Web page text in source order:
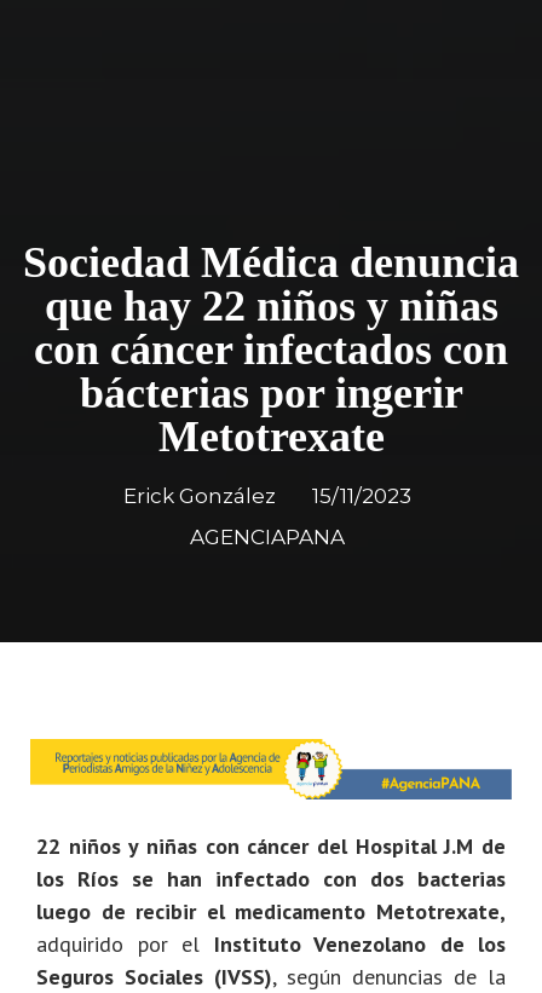
Sociedad Médica denuncia
que hay 22 niños y niñas
con cáncer infectados con
bácterias por ingerir
Metotrexate
Erick González
15/11/2023
AGENCIAPANA
22 niños y niñas con cáncer del Hospital J.M de
los Ríos se han infectado con dos bacterias
luego de recibir el medicamento Metotrexate,
adquirido por el Instituto Venezolano de los
Seguros Sociales (IVSS), según denuncias de la